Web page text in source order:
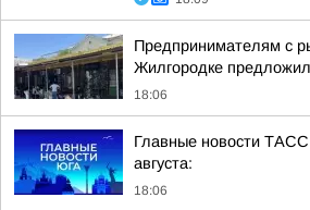
Предпринимателям с
Жилгородке
18:06
Главные новости
августа:
18:06